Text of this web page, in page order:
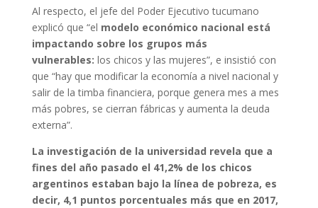
Al respecto, el jefe del Poder Ejecutivo tucumano
explicó que “el modelo económico nacional está
impactando sobre los grupos más
vulnerables: los chicos y las mujeres”, e insistió con
que “hay que modificar la economía a nivel nacional y
salir de la timba financiera, porque genera mes a mes
más pobres, se cierran fábricas y aumenta la deuda
externa”.
La investigación de la universidad revela que a
fines del año pasado el 41,2% de los chicos
argentinos estaban bajo la línea de pobreza, es
decir, 4,1 puntos porcentuales más que en 2017,